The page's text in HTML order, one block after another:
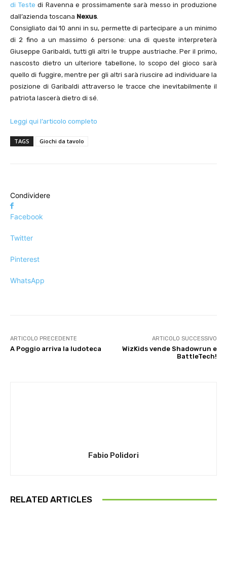
di Teste di Ravenna e prossimamente sarà messo in produzione
dall’azienda toscana Nexus.
Consigliato dai 10 anni in su, permette di partecipare a un minimo
di 2 fino a un massimo 6 persone: una di queste interpreterà
Giuseppe Garibaldi, tutti gli altri le truppe austriache. Per il primo,
nascosto dietro un ulteriore tabellone, lo scopo del gioco sarà
quello di fuggire, mentre per gli altri sarà riuscire ad individuare la
posizione di Garibaldi attraverso le tracce che inevitabilmente il
patriota lascerà dietro di sé.
Leggi qui l’articolo completo
TAGS Giochi da tavolo
Condividere
Facebook
Twitter
Pinterest
WhatsApp
ARTICOLO PRECEDENTE
A Poggio arriva la ludoteca
ARTICOLO SUCCESSIVO
WizKids vende Shadowrun e
BattleTech!
Fabio Polidori
RELATED ARTICLES